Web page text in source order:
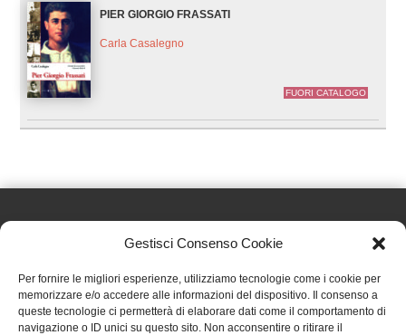
Gestisci Consenso Cookie
Per fornire le migliori esperienze, utilizziamo tecnologie come i cookie per
memorizzare e/o accedere alle informazioni del dispositivo. Il consenso a
queste tecnologie ci permetterà di elaborare dati come il comportamento di
navigazione o ID unici su questo sito. Non acconsentire o ritirare il
PIER GIORGIO FRASSATI
Carla Casalegno
FUORI CATALOGO
Effatà Editrice di Pellegrino Paolo SAS
C.F. e P.IVA 09655250018
Via Tre Denti, 1 - 10060 Cantalupa (TO)